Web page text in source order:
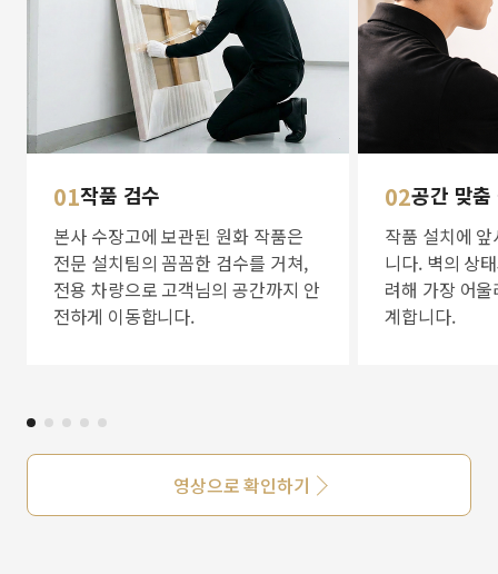
01작품 검수
본사 수장고에 보관된 원화 작품은
전문 설치팀의 꼼꼼한 검수를 거쳐,
전용 차량으로 고객님의 공간까지 안
전하게 이동합니다.
02공간 맞
작품 설치에
니다. 벽의 상
려해 가장 어
계합니다.
영상으로 확인하기